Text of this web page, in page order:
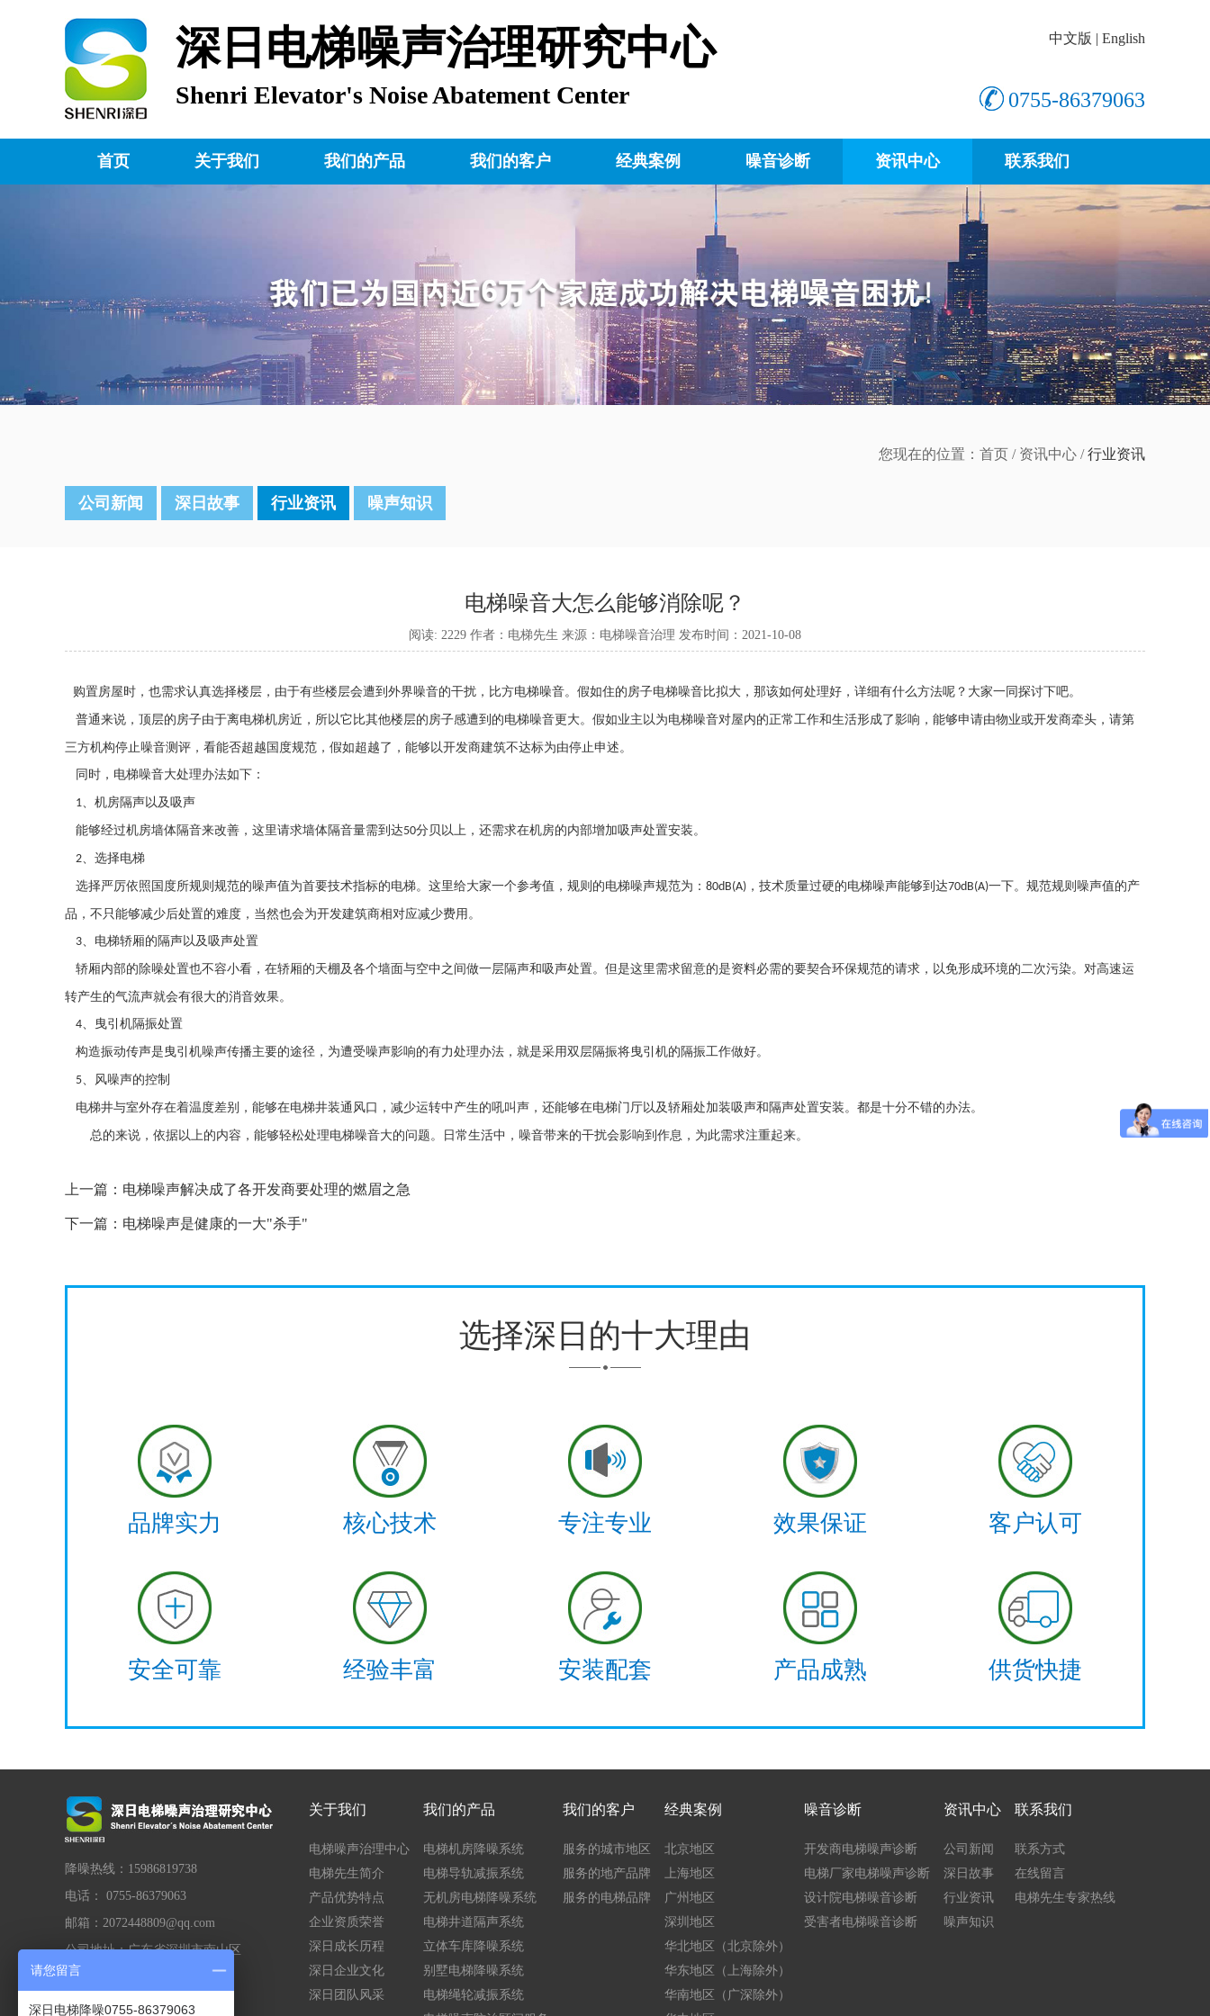
深日电梯噪声治理研究中心
Shenri Elevator's Noise Abatement Center
中文版 | English
0755-86379063
首页 关于我们 我们的产品 我们的客户 经典案例 噪音诊断 资讯中心 联系我们
您现在的位置： 首页 / 资讯中心 /行业资讯
公司新闻 深日故事 行业资讯 噪声知识
电梯噪音大怎么能够消除呢？
阅读: 2229 作者：电梯先生 来源：电梯噪音治理 发布时间：2021-10-08
购置房屋时，也需求认真选择楼层，由于有些楼层会遭到外界噪音的干扰，比方电梯噪音。假如住的房子电梯噪音比拟大，那该如何处理好，详细有什么方法呢？大家一同探讨下吧。
普通来说，顶层的房子由于离电梯机房近，所以它比其他楼层的房子感遭到的电梯噪音更大。假如业主以为电梯噪音对屋内的正常工作和生活形成了影响，能够申请由物业或开发商牵头，请第
三方机构停止噪音测评，看能否超越国度规范，假如超越了，能够以开发商建筑不达标为由停止申述。
同时，电梯噪音大处理办法如下：
1、机房隔声以及吸声
能够经过机房墙体隔音来改善，这里请求墙体隔音量需到达50分贝以上，还需求在机房的内部增加吸声处置安装。
2、选择电梯
选择严厉依照国度所规则规范的噪声值为首要技术指标的电梯。这里给大家一个参考值，规则的电梯噪声规范为： 80dB(A) ，技术质量过硬的电梯噪声能够到达70dB(A)一下。规范规则噪声值的产
品，不只能够减少后处置的难度，当然也会为开发建筑商相对应减少费用。
3、电梯轿厢的隔声以及吸声处置
轿厢内部的除噪处置也不容小看，在轿厢的天棚及各个墙面与空中之间做一层隔声和吸声处置。但是这里需求留意的是资料必需的要契合环保规范的请求，以免形成环境的二次污染。对高速运
转产生的气流声就会有很大的消音效果。
4、曳引机隔振处置
构造振动传声是曳引机噪声传播主要的途径，为遭受噪声影响的有力处理办法，就是采用双层隔振将曳引机的隔振工作做好。
5、风噪声的控制
电梯井与室外存在着温度差别，能够在电梯井装通风口，减少运转中产生的吼叫声，还能够在电梯门厅以及轿厢处加装吸声和隔声处置安装。都是十分不错的办法。
总的来说，依据以上的内容，能够轻松处理电梯噪音大的问题。日常生活中，噪音带来的干扰会影响到作息，为此需求注重起来。
上一篇： 电梯噪声解决成了各开发商要处理的燃眉之急
下一篇： 电梯噪声是健康的一大"杀手"
选择深日的十大理由
品牌实力 核心技术 专注专业 效果保证 客户认可
安全可靠 经验丰富 安装配套 产品成熟 供货快捷
降噪热线：15986819738
电话： 0755-86379063
邮箱：2072448809@qq.com
公司地址：广东省深圳市南山区
公司官网：
关于我们
电梯噪声治理中心
电梯先生简介
产品优势特点
企业资质荣誉
深日成长历程
深日企业文化
深日团队风采
我们的产品
电梯机房降噪系统
电梯导轨减振系统
无机房电梯降噪系统
电梯井道隔声系统
立体车库降噪系统
别墅电梯降噪系统
电梯绳轮减振系统
我们的客户
服务的城市地区
服务的地产品牌
服务的电梯品牌
经典案例
北京地区
上海地区
广州地区
深圳地区
华北地区（北京除外）
华东地区（上海除外）
华南地区（广深除外）
噪音诊断
开发商电梯噪声诊断
电梯厂家电梯噪声诊断
设计院电梯噪音诊断
受害者电梯噪音诊断
资讯中心
公司新闻
深日故事
行业资讯
噪声知识
联系我们
联系方式
在线留言
电梯先生专家热线
请您留言
深日电梯降噪0755-86379063